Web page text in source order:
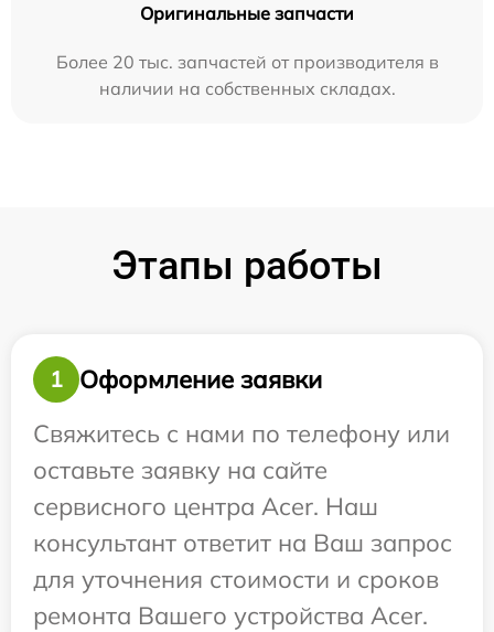
Оригинальные запчасти
Более 20 тыс. запчастей от производителя в
наличии на собственных складах.
Этапы работы
1
Оформление заявки
Свяжитесь с нами по телефону или
оставьте заявку на сайте
сервисного центра Acer. Наш
консультант ответит на Ваш запрос
для уточнения стоимости и сроков
ремонта Вашего устройства Acer.